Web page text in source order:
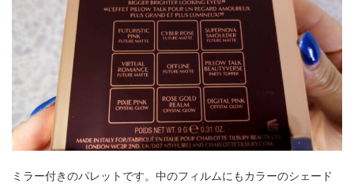
ミラー付きのパレットです。中のフィルムにもカラーのシェード